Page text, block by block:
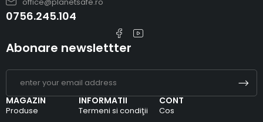
0756.245.104
MAGAZIN
Produse
INFORMATII
Termeni si condiţii
CONT
Cos
Abonare newslettter